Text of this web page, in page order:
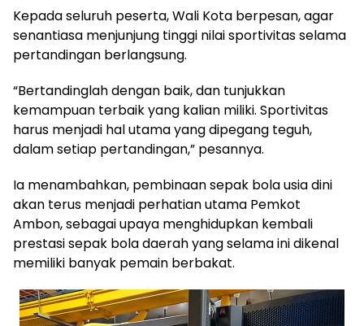
Kepada seluruh peserta, Wali Kota berpesan, agar
senantiasa menjunjung tinggi nilai sportivitas selama
pertandingan berlangsung.
“Bertandinglah dengan baik, dan tunjukkan
kemampuan terbaik yang kalian miliki. Sportivitas
harus menjadi hal utama yang dipegang teguh,
dalam setiap pertandingan,” pesannya.
Ia menambahkan, pembinaan sepak bola usia dini
akan terus menjadi perhatian utama Pemkot
Ambon, sebagai upaya menghidupkan kembali
prestasi sepak bola daerah yang selama ini dikenal
memiliki banyak pemain berbakat.